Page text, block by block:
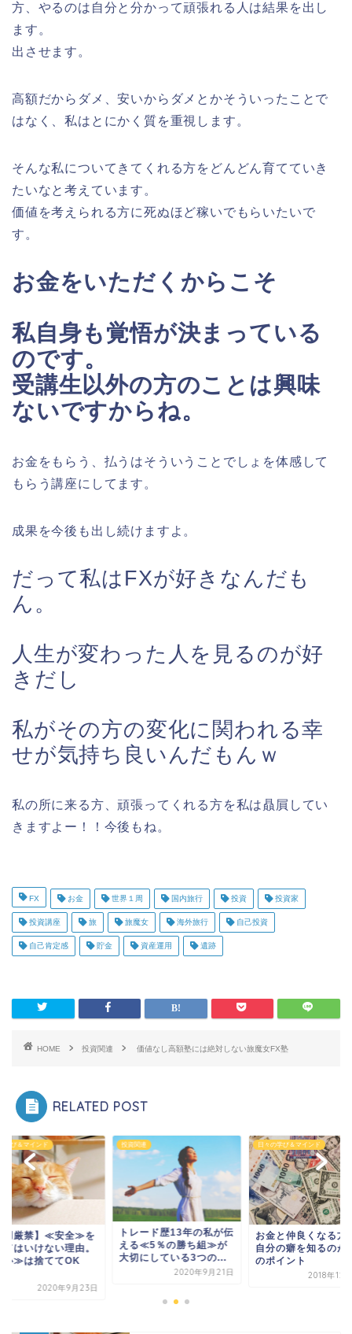
方、やるのは自分と分かって頑張れる人は結果を出し
ます。
出させます。
高額だからダメ、安いからダメとかそういったことで
はなく、私はとにかく質を重視します。
そんな私についてきてくれる方をどんどん育てていき
たいなと考えています。
価値を考えられる方に死ぬほど稼いでもらいたいで
す。
お金をいただくからこそ
私自身も覚悟が決まっている
のです。
受講生以外の方のことは興味
ないですからね。
お金をもらう、払うはそういうことでしょを体感して
もらう講座にしてます。
成果を今後も出し続けますよ。
だって私はFXが好きなんだも
ん。
人生が変わった人を見るのが好
きだし
私がその方の変化に関われる幸
せが気持ち良いんだもんｗ
私の所に来る方、頑張ってくれる方を私は贔屓してい
きますよー！！今後もね。
FX お金 世界１周 国内旅行 投資 投資家
投資講座 旅 旅魔女 海外旅行 自己投資
自己肯定感 貯金 資産運用 遺跡
HOME 投資関連 価値なし高額塾には絶対しない旅魔女FX塾
RELATED POST
学び＆マインド
用厳禁】≪安全≫を
てはいけない理由。
≫は捨ててOK
2020年9月23日
投資関連
トレード歴13年の私が伝
える≪5％の勝ち組≫が
大切にしている3つの...
2020年9月21日
日々の学び＆マインド
お金と仲良くなる方
自分の癖を知るのが
のポイント
2018年12